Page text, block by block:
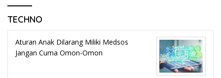
TECHNO
Aturan Anak Dilarang Miliki Medsos
Jangan Cuma Omon-Omon